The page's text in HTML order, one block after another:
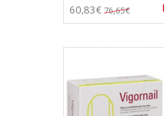
60,83€ 76,65€